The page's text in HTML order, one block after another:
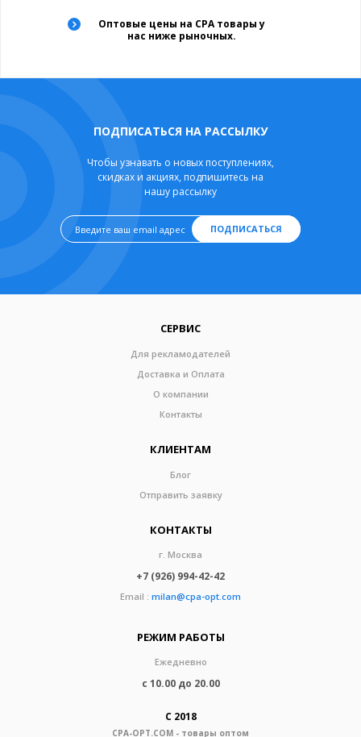
Оптовые цены на CPA товары у
нас ниже рыночных.
ПОДПИСАТЬСЯ НА РАССЫЛКУ
Чтобы узнавать о новых поступлениях,
скидках и акциях, подпишитесь на
нашу рассылку
ПОДПИСАТЬСЯ
СЕРВИС
Для рекламодателей
Доставка и Оплата
О компании
Контакты
КЛИЕНТАМ
Блог
Отправить заявку
КОНТАКТЫ
г. Москва
+7 (926) 994-42-42
Email : milan@cpa-opt.com
РЕЖИМ РАБОТЫ
Ежедневно
с 10.00 до 20.00
С 2018
CPA-OPT.COM - товары оптом